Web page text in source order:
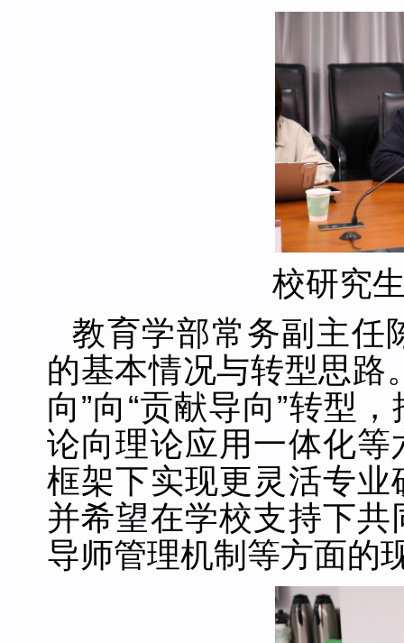
校研究
教育学部常务副主任
的基本情况与转型思路
向”向“贡献导向”转型
论向理论应用一体化
框架下实现更灵活专
并希望在学校支持下
导师管理机制等方面的